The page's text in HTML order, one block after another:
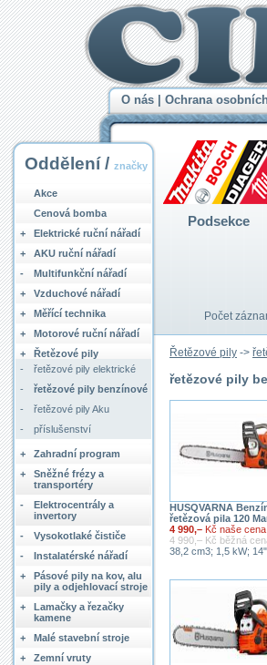
O nás Ochrana
Podsekce
Počet
Řetězové pily ->
řetězové pily
HUSQVARNA
řetězová pila 120
4 990,– Kč naše
4 990,– Kč běžná
38,2 cm3; 1,5 kW;
Oddělení / značky
Akce
Cenová bomba
+
Elektrické ruční nářadí
+
AKU ruční nářadí
-
Multifunkční nářadí
+
Vzduchové nářadí
+
Měřící technika
+
Motorové ruční nářadí
+
Řetězové pily
-
řetězové pily elektrické
-
řetězové pily benzínové
-
řetězové pily Aku
-
příslušenství
+
Zahradní program
+
Sněžné frézy a
transportéry
-
Elektrocentrály a
invertory
-
Vysokotlaké čističe
-
Instalatérské nářadí
+
Pásové pily na kov, alu
pily a odjehlovací stroje
+
Lamačky a řezačky
kamene
+
Malé stavební stroje
+
Zemní vruty